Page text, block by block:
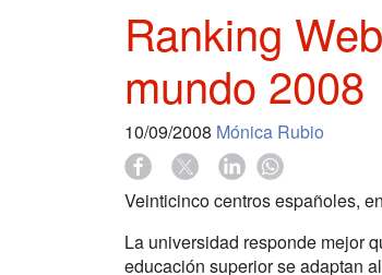
Ranking
mundo 2008
10/09/2008 Mónica Rubio
Veinticinco centros españoles,
La universidad responde mejor
educación superior se adaptan